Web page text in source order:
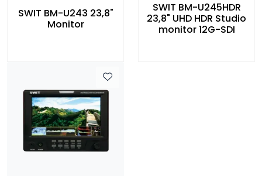
SWIT BM-U243 23,8"
Monitor
SWIT BM-U245HDR
23,8" UHD HDR Studio
monitor 12G-SDI